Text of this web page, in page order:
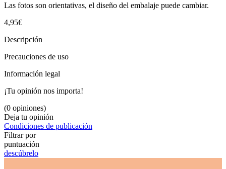
Las fotos son orientativas, el diseño del embalaje puede cambiar.
4,95€
Descripción
Precauciones de uso
Información legal
¡Tu opinión nos importa!
(0 opiniones)
Deja tu opinión
Condiciones de publicación
Filtrar por
puntuación
descúbrelo